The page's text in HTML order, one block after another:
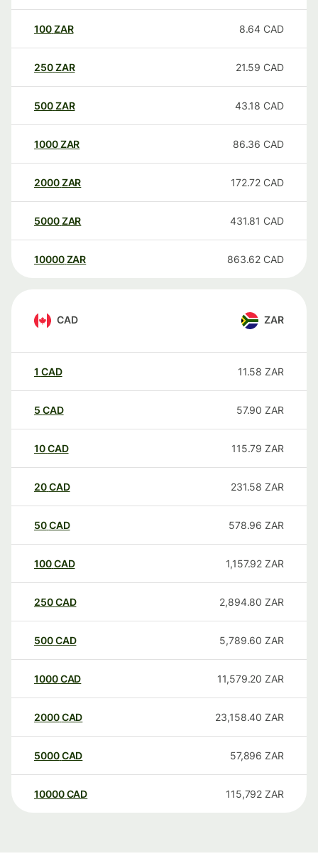
100ZAR 8.64 CAD
250ZAR 21.59 CAD
500ZAR 43.18 CAD
1000ZAR 86.36 CAD
2000ZAR 172.72 CAD
5000ZAR 431.81 CAD
10000 ZAR 863.62 CAD
CAD ZAR
1 CAD 11.58 ZAR
5 CAD 57.90 ZAR
10CAD 115.79 ZAR
20CAD 231.58 ZAR
50CAD 578.96 ZAR
100CAD 1,157.92 ZAR
250CAD 2,894.80 ZAR
500CAD 5,789.60 ZAR
1000CAD 11,579.20 ZAR
2000CAD 23,158.40 ZAR
5000CAD 57,896 ZAR
10000 CAD 115,792 ZAR